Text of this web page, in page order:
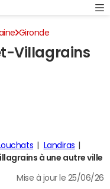
Gironde
Villagrains
Louchats
Landiras
à une autre ville
Mise à jour le 25/06/26